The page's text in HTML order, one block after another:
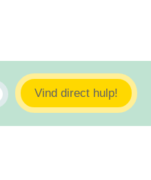
Vind direct hulp!